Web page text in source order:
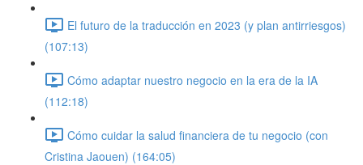
El futuro de la traducción en 2023 (y plan antirriesgos)
(107:13)
Cómo adaptar nuestro negocio en la era de la IA
(112:18)
Cómo cuidar la salud financiera de tu negocio (con
Cristina Jaouen) (164:05)